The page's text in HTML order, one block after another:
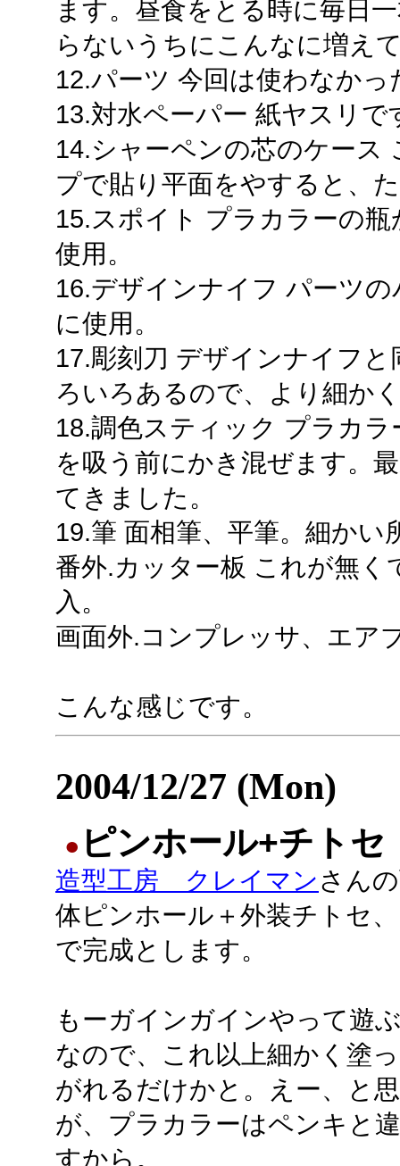
ます。昼食をとる時に毎日
らないうちにこんなに増え
12.パーツ 今回は使わなかっ
13.対水ペーパー 紙ヤスリ
14.シャーペンの芯のケース
プで貼り平面をやすると、
15.スポイト プラカラーの
使用。
16.デザインナイフ パーツ
に使用。
17.彫刻刀 デザインナイフ
ろいろあるので、より細か
18.調色スティック プラカ
を吸う前にかき混ぜます。
てきました。
19.筆 面相筆、平筆。細かい
番外.カッター板 これが無く
入。
画面外.コンプレッサ、エア
こんな感じです。
2004/12/27 (Mon)
● ピンホール+チトセ
造型工房 クレイマンさん
体ピンホール＋外装チトセ
で完成とします。
もーガインガインやって遊
なので、これ以上細かく塗
がれるだけかと。えー、と
が、プラカラーはペンキと
すから。